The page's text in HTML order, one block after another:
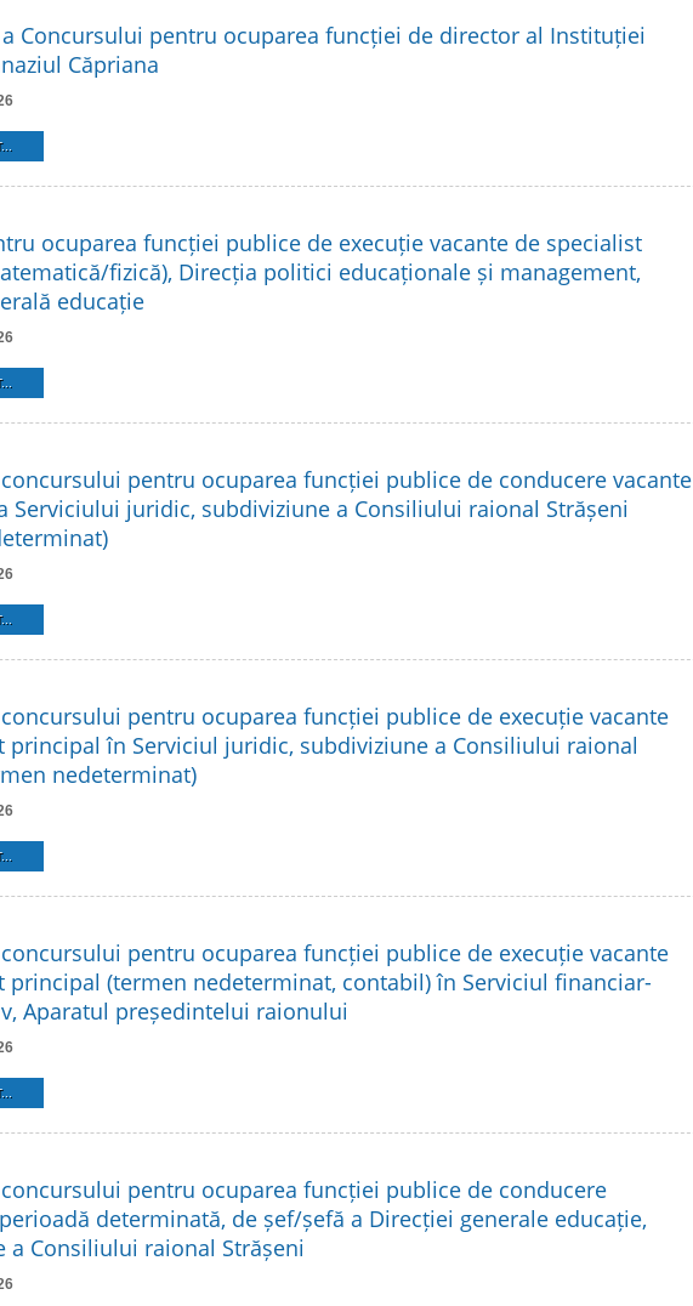
a Concursului pentru ocuparea funcției de director al Instituției
Căpriana
ocuparea funcției publice de execuție vacante de specialist
fizică), Direcția politici educaționale și management,
educație
pentru ocuparea funcției publice de conducere vacante
Serviciului juridic, subdiviziune a Consiliului raional Strășeni
pentru ocuparea funcției publice de execuție vacante
principal în Serviciul juridic, subdiviziune a Consiliului raional
nedeterminat)
pentru ocuparea funcției publice de execuție vacante
principal (termen nedeterminat, contabil) în Serviciul financiar-
Aparatul președintelui raionului
pentru ocuparea funcției publice de conducere
determinată, de șef/șefă a Direcției generale educație,
a Consiliului raional Strășeni